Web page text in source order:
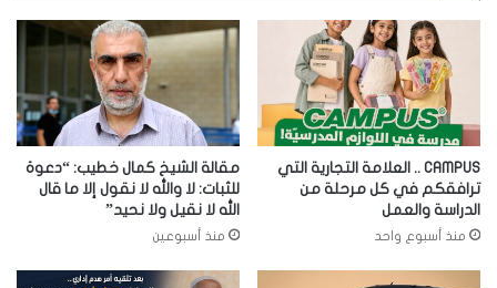
CAMPUS .. العلامة التجارية التي
ترافقكم في كل مرحلة من
الدراسة والعمل
منذ أسبوع واحد
مقالة الشيخ كمال خطيب: “دعوة
للثبات: لا والله لا نقول إلا ما قال
الله لا نقيل ولا نحيد”
منذ أسبوعين